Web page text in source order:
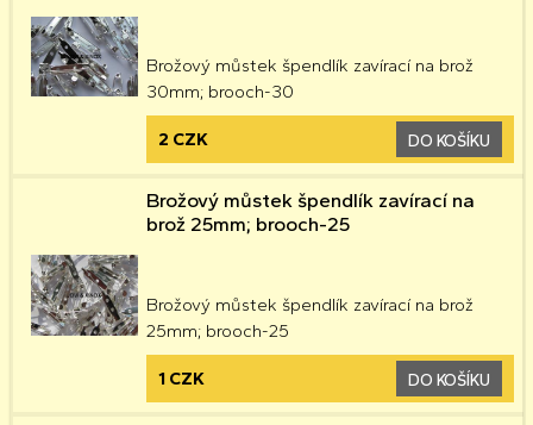
Brožový můstek špendlík zavírací na brož
30mm; brooch-30
2 CZK DO KOŠÍKU
Brožový můstek špendlík zavírací na
brož 25mm; brooch-25
Brožový můstek špendlík zavírací na brož
25mm; brooch-25
1 CZK DO KOŠÍKU